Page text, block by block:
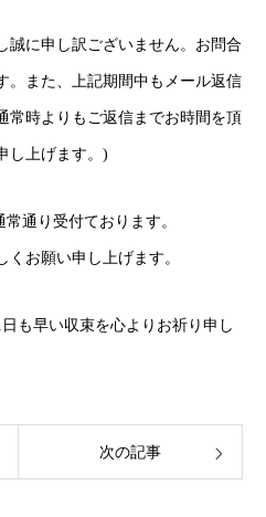
海外子会社について
に申し訳ございません。お問合
。また、上記期間中もメール返信
常時よりもご返信までお時間を頂
し上げます。)
通り受付ております。
お願い申し上げます。
も早い収束を心よりお祈り申し
次の記事